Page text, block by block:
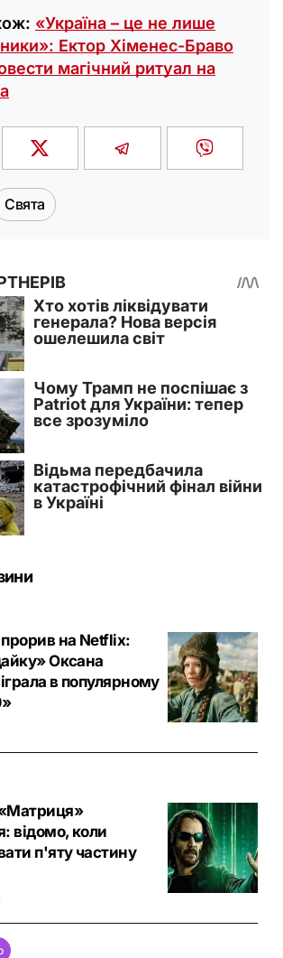
«Україна – це не лише
Ектор Хіменес-Браво
магічний ритуал на
Свята
на Netflix:
Оксана
в популярному
відомо, коли
п'яту частину